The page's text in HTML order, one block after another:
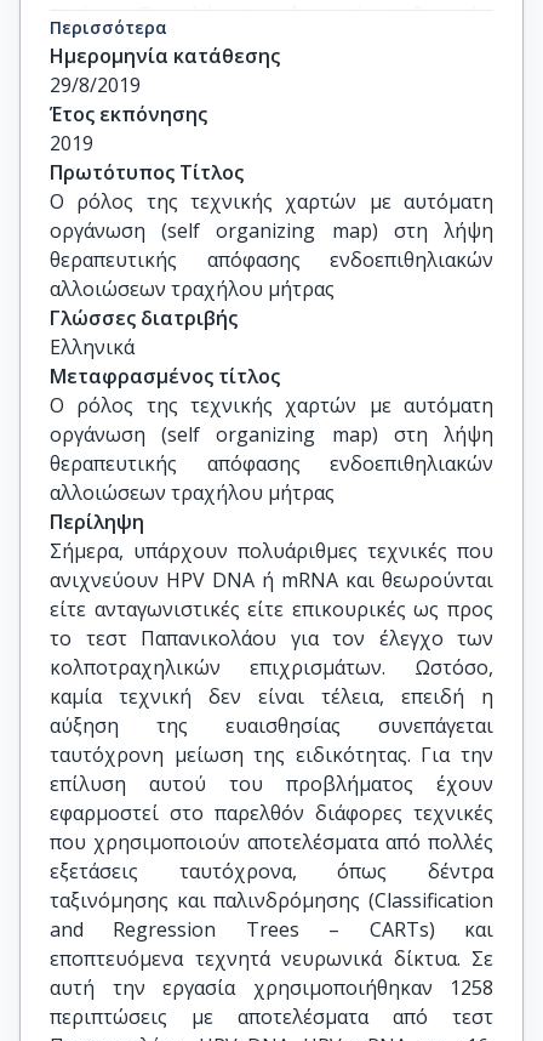
Φούκας Περικλής, Αναπληρωτής Καθηγητής,
Ιατρική Σχολή, ΕΚΠΑ
Πανουλής Κωνσταντίνος, Αναπληρωτής
Καθηγητής, Ιατρική Σχολή, ΕΚΠΑ
Παναγόπουλος Περικλής, Επίκουρος
Καθηγητής, Ιατρική Σχολή, ΕΚΠΑ
Περισσότερα
Ημερομηνία κατάθεσης
29/8/2019
Έτος εκπόνησης
2019
Πρωτότυπος Τίτλος
Ο ρόλος της τεχνικής χαρτών με αυτόματη
οργάνωση (self organizing map) στη λήψη
θεραπευτικής απόφασης ενδοεπιθηλιακών
αλλοιώσεων τραχήλου μήτρας
Γλώσσες διατριβής
Ελληνικά
Μεταφρασμένος τίτλος
Ο ρόλος της τεχνικής χαρτών με αυτόματη
οργάνωση (self organizing map) στη λήψη
θεραπευτικής απόφασης ενδοεπιθηλιακών
αλλοιώσεων τραχήλου μήτρας
Περίληψη
Σήμερα, υπάρχουν πολυάριθμες τεχνικές που
ανιχνεύουν HPV DNA ή mRNA και θεωρούνται
είτε ανταγωνιστικές είτε επικουρικές ως προς
το τεστ Παπανικολάου για τον έλεγχο των
κολποτραχηλικών επιχρισμάτων. Ωστόσο,
καμία τεχνική δεν είναι τέλεια, επειδή η
αύξηση της ευαισθησίας συνεπάγεται
ταυτόχρονη μείωση της ειδικότητας. Για την
επίλυση αυτού του προβλήματος έχουν
εφαρμοστεί στο παρελθόν διάφορες τεχνικές
που χρησιμοποιούν αποτελέσματα από πολλές
εξετάσεις ταυτόχρονα, όπως δέντρα
ταξινόμησης και παλινδρόμησης (Classification
and Regression Trees – CARTs) και
εποπτευόμενα τεχνητά νευρωνικά δίκτυα. Σε
αυτή την εργασία χρησιμοποιήθηκαν 1258
περιπτώσεις με αποτελέσματα από τεστ